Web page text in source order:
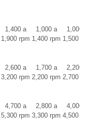
1,400 a
1,900 rpm
1,000 a
1,400 rpm
1,000
1,500
2,600 a
3,200 rpm
1,700 a
2,200 rpm
2,200
2,700
4,700 a
5,300 rpm
2,800 a
3,300 rpm
4,000
4,500